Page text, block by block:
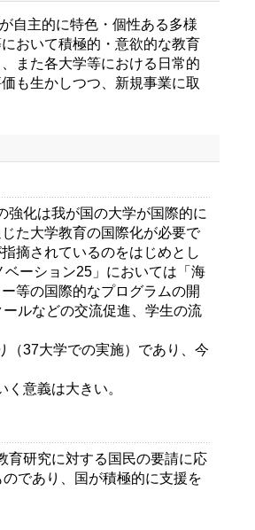
自主的に特色・個性ある多様
おいて積極的・意欲的な教育
また各大学等における日常的
も生かしつつ、新規事業に取
強化は我が国の大学が国際的に
た大学教育の国際化が必要で
摘されているのをはじめとし
ーション25」においては「海
等の国際的なプログラムの開
ルなどの交流促進、学生の流
（37大学での実施）であり、今
意義は大きい。
育研究に対する国民の要請に応
であり、国が積極的に支援を